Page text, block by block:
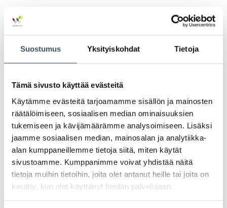
Suostumus Yksityiskohdat Tietoja
Tämä sivusto käyttää evästeitä
Käytämme evästeitä tarjoamamme sisällön ja mainosten
räätälöimiseen, sosiaalisen median ominaisuuksien
tukemiseen ja kävijämäärämme analysoimiseen. Lisäksi
jaamme sosiaalisen median, mainosalan ja analytiikka-
alan kumppaneillemme tietoja siitä, miten käytät
sivustoamme. Kumppanimme voivat yhdistää näitä
tietoja muihin tietoihin, joita olet antanut heille tai joita on
kerätty, kun olet käyttänyt heidän palvelujaan.
sähkösavukenesteiden ja savuttomien nikotiinituotteiden
tupakkaveron korotusta. Korotusta veroon tulisi
esitysluonnoksen mukaan keskimäärin 37 prosenttia. Lisäksi
tupakkaveroton matkustajatuonti toisesta EU:n
nikotiinituotteiden …Lue lisää
Lausunto luonnoksesta hallituksen
esitykseksi eduskunnalle laeiksi
arvonlisäverolain 85 §:n ja
Ahvenanmaan maakuntaa koskevista
poikkeuksista arvonlisävero- ja
valmisteverolainsäädäntöön annetun